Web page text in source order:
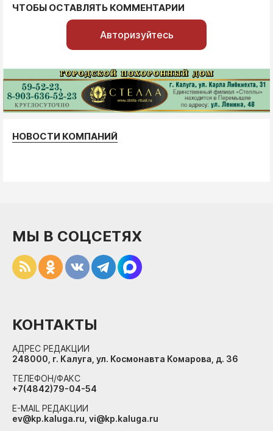
ЧТОБЫ ОСТАВЛЯТЬ КОММЕНТАРИИ
Авторизуйтесь
НОВОСТИ КОМПАНИЙ
МЫ В СОЦСЕТЯХ
КОНТАКТЫ
АДРЕС РЕДАКЦИИ
248000, г. Калуга, ул. Космонавта Комарова, д. 36
ТЕЛЕФОН/ФАКС
+7(4842)79-04-54
E-MAIL РЕДАКЦИИ
ev@kp.kaluga.ru, vi@kp.kaluga.ru